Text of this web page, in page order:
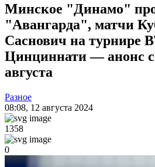
Минское "Динамо"
"Авангарда", матчи
Саснович на турнире
Цинциннати — анонс
августа
Разное
08:08, 12 августа 2024
1358
0